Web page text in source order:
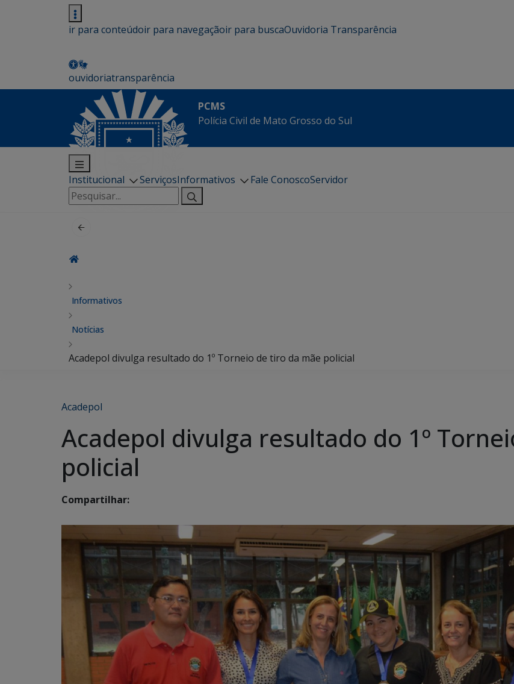
ir para conteúdoir para navegaçãoir para buscaOuvidoria Transparência
ouvidoriatransparência
PCMS
Polícia Civil de Mato Grosso do Sul
Institucional ServiçosInformativos Fale ConoscoServidor
Pesquisar
por:
Informativos
Notícias
Acadepol divulga resultado do 1º Torneio de tiro da mãe policial
Acadepol
Acadepol divulga resultado do 1º
policial
Compartilhar: